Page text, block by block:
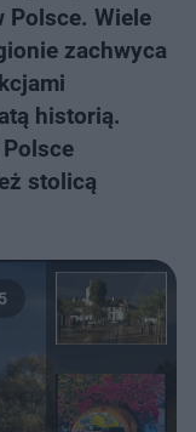
Polsce. Wiele
zachwyca
historią.
stolicą